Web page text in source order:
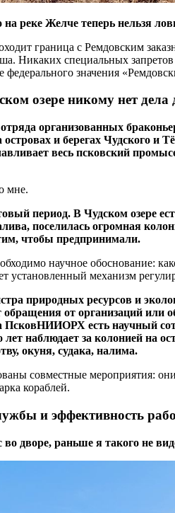
реке Желче теперь нельзя
граница с Ремдовским
Никаких специальных
федерального значения
озере никому нет
организованных
и берегах Чудского и
весь псковский
мне.
период. В Чудском озере
поселилась огромная
чтобы предпринимали.
научное обоснование:
установленный механизм
природных ресурсов и
от организаций
ПсковНИИОРХ есть научный
лет наблюдает за колонией на
окуня, судака, налима.
совместные мероприятия:
кораблей.
и эффективность
дворе, раньше я такого не